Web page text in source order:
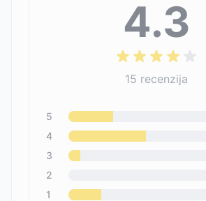
4.3
15 recenzija
5
4
3
2
1